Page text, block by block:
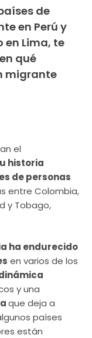
de
en Perú y
en Lima, te
qué
migrante
el
historia
de personas
entre Colombia,
y Tobago,
ha endurecido
en varios de los
y una
que deja a
países
están